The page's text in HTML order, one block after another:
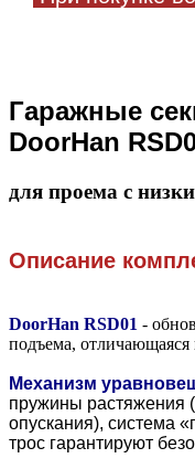
Гаражные
DoorHan
для проема с
Описание
DoorHan RSD01 -
подъема,
Механизм
пружины растяжения
опускания), система
трос гарантируют